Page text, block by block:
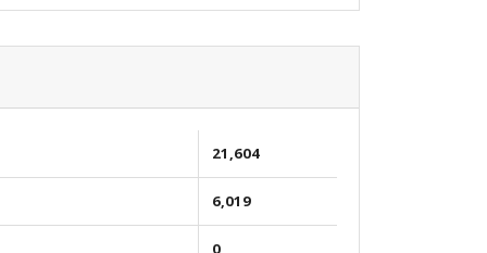
21,604
6,019
0